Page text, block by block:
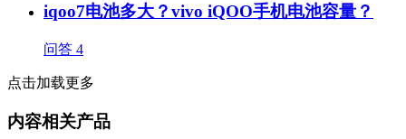
iqoo7电池多大？vivo iQOO手机电池容量？
问答 4
点击加载更多
内容相关产品